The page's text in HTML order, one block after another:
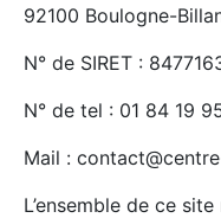
92100 Boulogne-
N° de SIRET :
N° de tel : 01 84 19
Mail :
L’ensemble de ce